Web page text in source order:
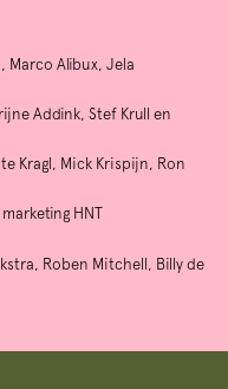
Marco Alibux, Jela
Addink, Stef Krull en
Kragl, Mick Krispijn, Ron
HNT
Roben Mitchell, Billy de